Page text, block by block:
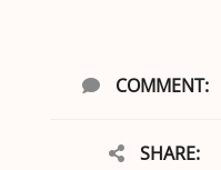
COMMENT:
SHARE: